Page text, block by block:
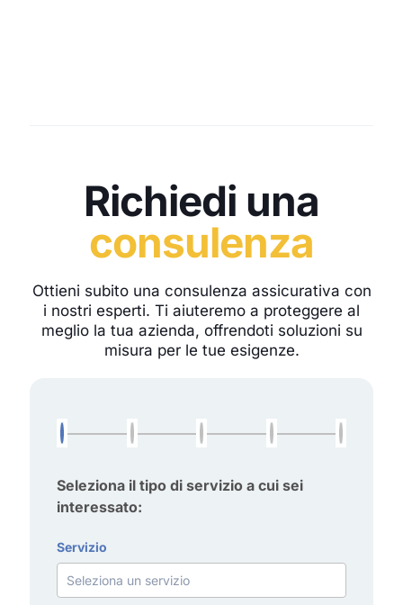
Richiedi una
consulenza
Ottieni subito una consulenza assicurativa con
i nostri esperti. Ti aiuteremo a proteggere al
meglio la tua azienda, offrendoti soluzioni su
misura per le tue esigenze.
Seleziona il tipo di servizio a cui sei
interessato:
Servizio